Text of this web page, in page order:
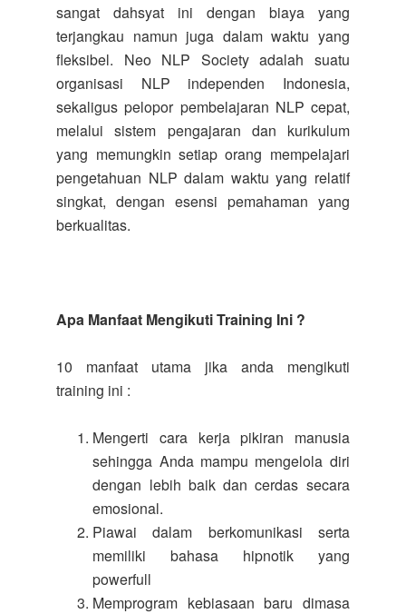
sangat dahsyat ini dengan biaya yang
terjangkau namun juga dalam waktu yang
fleksibel. Neo NLP Society adalah suatu
organisasi NLP independen Indonesia,
sekaligus pelopor pembelajaran NLP cepat,
melalui sistem pengajaran dan kurikulum
yang memungkin setiap orang mempelajari
pengetahuan NLP dalam waktu yang relatif
singkat, dengan esensi pemahaman yang
berkualitas.
Apa Manfaat Mengikuti Training Ini ?
10 manfaat utama jika anda mengikuti
training ini :
Mengerti cara kerja pikiran manusia
sehingga Anda mampu mengelola diri
dengan lebih baik dan cerdas secara
emosional.
Piawai dalam berkomunikasi serta
memiliki bahasa hipnotik yang
powerfull
Memprogram kebiasaan baru dimasa